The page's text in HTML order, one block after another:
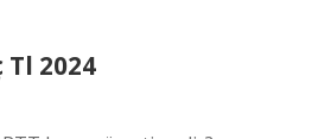
Tl 2024